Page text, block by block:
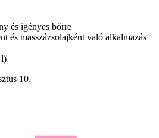
és igényes bőrre
és masszázsolajként való alkalmazás
l)
10.